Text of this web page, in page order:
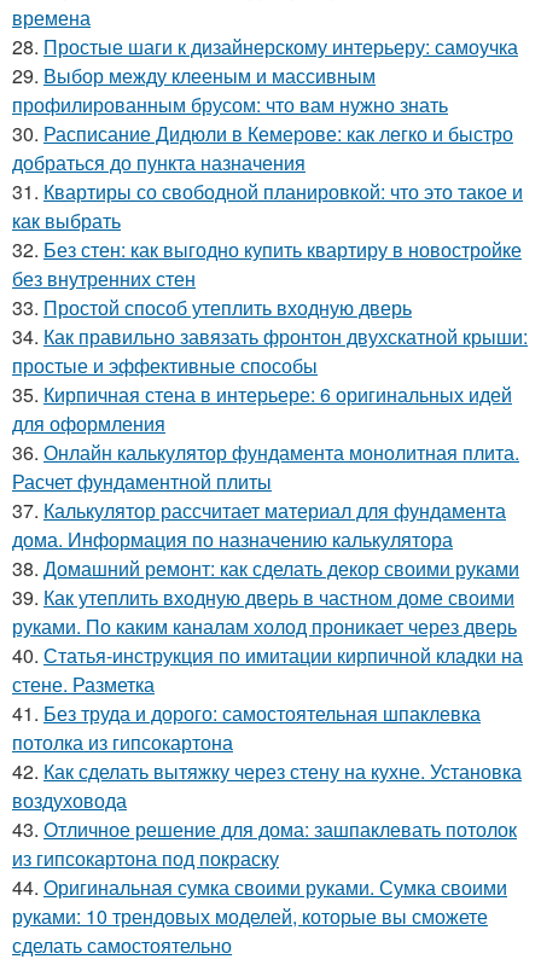
времена
28. Простые шаги к дизайнерскому интерьеру: самоучка
29. Выбор между клееным и массивным
профилированным брусом: что вам нужно знать
30. Расписание Дидюли в Кемерове: как легко и быстро
добраться до пункта назначения
31. Квартиры со свободной планировкой: что это такое и
как выбрать
32. Без стен: как выгодно купить квартиру в новостройке
без внутренних стен
33. Простой способ утеплить входную дверь
34. Как правильно завязать фронтон двухскатной крыши:
простые и эффективные способы
35. Кирпичная стена в интерьере: 6 оригинальных идей
для оформления
36. Онлайн калькулятор фундамента монолитная плита.
Расчет фундаментной плиты
37. Калькулятор рассчитает материал для фундамента
дома. Информация по назначению калькулятора
38. Домашний ремонт: как сделать декор своими руками
39. Как утеплить входную дверь в частном доме своими
руками. По каким каналам холод проникает через дверь
40. Статья-инструкция по имитации кирпичной кладки на
стене. Разметка
41. Без труда и дорого: самостоятельная шпаклевка
потолка из гипсокартона
42. Как сделать вытяжку через стену на кухне. Установка
воздуховода
43. Отличное решение для дома: зашпаклевать потолок
из гипсокартона под покраску
44. Оригинальная сумка своими руками. Сумка своими
руками: 10 трендовых моделей, которые вы сможете
сделать самостоятельно